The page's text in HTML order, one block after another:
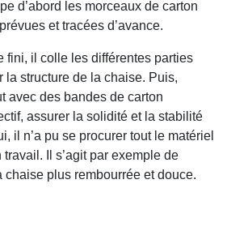
d’abord les morceaux de carton
et tracées d’avance.
fini, il colle les différentes parties
la structure de la chaise. Puis,
avec des bandes de carton
assurer la solidité et la stabilité
il n’a pu se procurer tout le matériel
Il s’agit par exemple de
chaise plus rembourrée et douce.